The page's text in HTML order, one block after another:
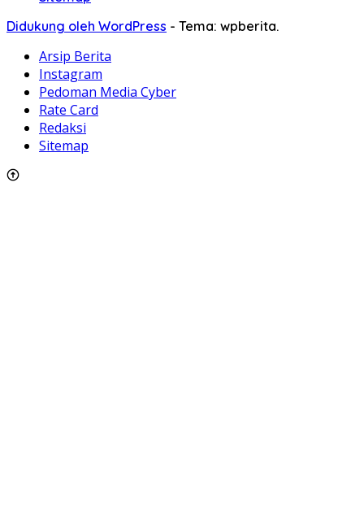
Didukung oleh WordPress - Tema: wpberita.
Arsip Berita
Instagram
Pedoman Media Cyber
Rate Card
Redaksi
Sitemap